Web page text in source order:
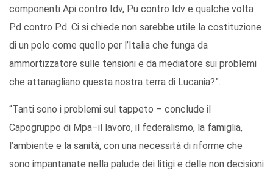
componenti Api contro Idv, Pu contro Idv e qualche volta
Pd contro Pd. Ci si chiede non sarebbe utile la costituzione
di un polo come quello per l’Italia che funga da
ammortizzatore sulle tensioni e da mediatore sui problemi
che attanagliano questa nostra terra di Lucania?”.
“Tanti sono i problemi sul tappeto – conclude il
Capogruppo di Mpa–il lavoro, il federalismo, la famiglia,
l’ambiente e la sanità, con una necessità di riforme che
sono impantanate nella palude dei litigi e delle non decisioni